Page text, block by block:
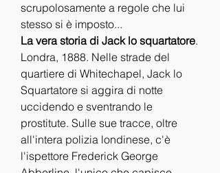
scrupolosamente a regole che lui
stesso si è imposto...
La vera storia di Jack lo squartatore.
Londra, 1888. Nelle strade del
quartiere di Whitechapel, Jack lo
Squartatore si aggira di notte
uccidendo e sventrando le
prostitute. Sulle sue tracce, oltre
all'intera polizia londinese, c'è
l'ispettore Frederick George